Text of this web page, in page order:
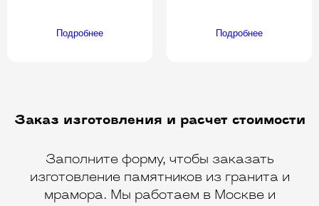
Подробнее Подробнее
Заказ изготовления и расчет стоимости
Заполните форму, чтобы заказать
изготовление памятников из гранита и
мрамора. Мы работаем в Москве и